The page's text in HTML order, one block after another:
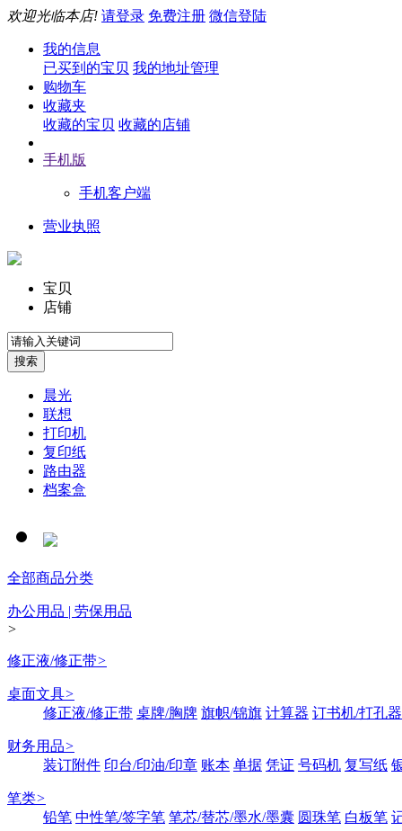
欢迎光临本店! 请登录 免费注册 微信登陆
我的信息
已买到的宝贝 我的地址管理
购物车
收藏夹
收藏的宝贝 收藏的店铺
手机版
手机客户端
营业执照
宝贝
店铺
晨光
联想
打印机
复印纸
路由器
档案盒
全部商品分类
办公用品 | 劳保用品
>
修正液/修正带>
桌面文具>
修正液/修正带 桌牌/胸牌 旗帜/锦旗 计算器 订书机/打孔器
财务用品>
装订附件 印台/印油/印章 账本 单据 凭证 号码机 复写纸
笔类>
铅笔 中性笔/签字笔 笔芯/替芯/墨水/墨囊 圆珠笔 白板笔